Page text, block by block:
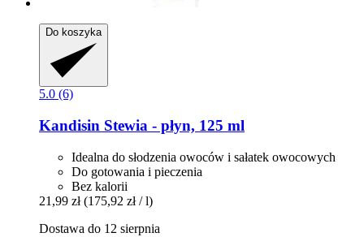
Do koszyka
5.0 (6)
Kandisin Stewia -​ płyn, 125 ml
Idealna do słodzenia owoców i sałatek owocowych
Do gotowania i pieczenia
Bez kalorii
21,99 zł (175,92 zł / l)
Dostawa do 12 sierpnia